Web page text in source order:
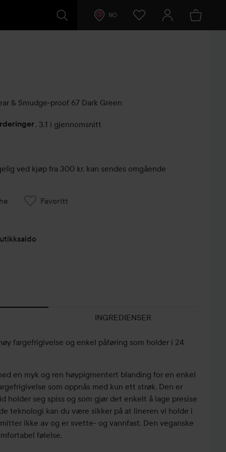
NO
& Smudge-proof 67 Dark Green
, 3.1 i gjennomsnitt
ved kjøp fra 300 kr, kan sendes omgående
Favoritt
INGREDIENSER
fargefrigivelse og enkel påføring som holder i 24
en myk og ren høypigmentert blanding for en enkel
som oppnås med kun ett strøk. Den er
holder seg spiss og som gjør det enkelt å lage presise
teknologi kan du være sikker på at lineren vi holde i
ikke av og er svette- og vannfast. Den veganske
følelse.